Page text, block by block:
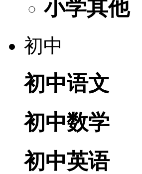
小学其他
初中
初中语文
初中数学
初中英语